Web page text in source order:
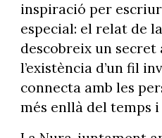
inspiració per
especial: el relat de
descobreix un secret
l’existència d’un fil
connecta amb les
més enllà del temps i